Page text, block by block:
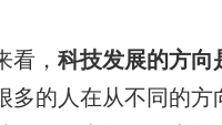
看， 科技发展的方向
多的人在从不同的